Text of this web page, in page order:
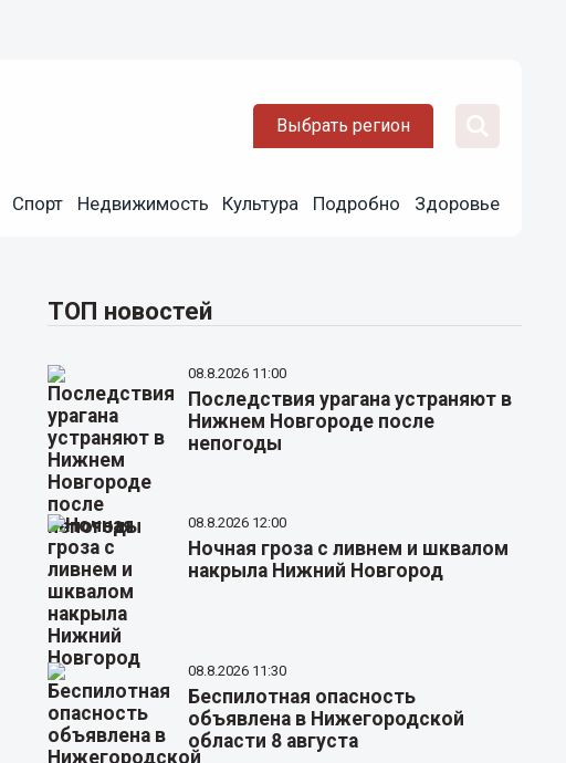
Выбрать регион
Спорт Недвижимость Культура Подробно Здоровье
ТОП новостей
08.8.2026 11:00
Последствия урагана устраняют в
Нижнем Новгороде после
непогоды
08.8.2026 12:00
Ночная гроза с ливнем и шквалом
накрыла Нижний Новгород
08.8.2026 11:30
Беспилотная опасность
объявлена в Нижегородской
области 8 августа